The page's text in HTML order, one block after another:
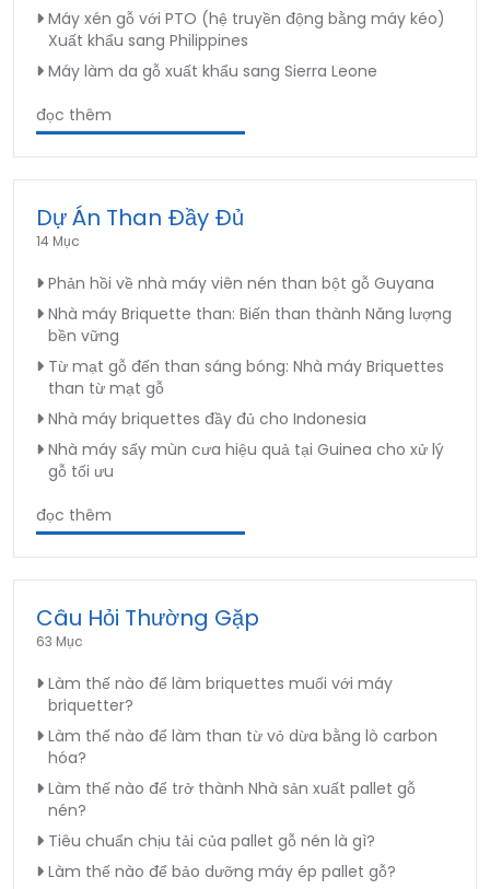
Máy xén gỗ với PTO (hệ truyền động bằng máy kéo)
Xuất khẩu sang Philippines
Máy làm da gỗ xuất khẩu sang Sierra Leone
đọc thêm
Dự Án Than Đầy Đủ
14 Mục
Phản hồi về nhà máy viên nén than bột gỗ Guyana
Nhà máy Briquette than: Biến than thành Năng lượng
bền vững
Từ mạt gỗ đến than sáng bóng: Nhà máy Briquettes
than từ mạt gỗ
Nhà máy briquettes đầy đủ cho Indonesia
Nhà máy sấy mùn cưa hiệu quả tại Guinea cho xử lý
gỗ tối ưu
đọc thêm
Câu Hỏi Thường Gặp
63 Mục
Làm thế nào để làm briquettes muối với máy
briquetter?
Làm thế nào để làm than từ vỏ dừa bằng lò carbon
hóa?
Làm thế nào để trở thành Nhà sản xuất pallet gỗ
nén?
Tiêu chuẩn chịu tải của pallet gỗ nén là gì?
Làm thế nào để bảo dưỡng máy ép pallet gỗ?